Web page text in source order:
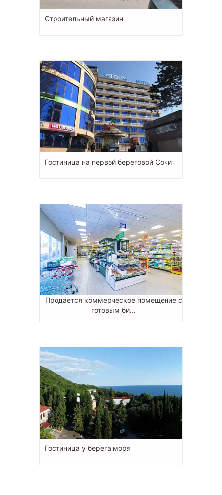
Строительный магазин
Гостиница на первой береговой Сочи
Продается коммерческое помещение с
готовым би...
Гостиница у берега моря